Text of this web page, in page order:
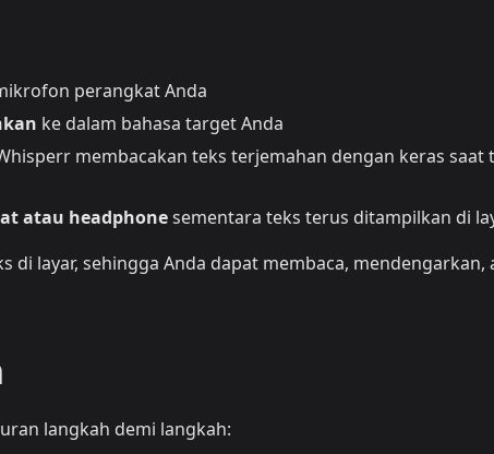
perangkat Anda
ke dalam bahasa target Anda
membacakan teks terjemahan dengan keras saat
atau headphonesementara teks terus ditampilkan di
di layar, sehingga Anda dapat membaca, mendengarkan,
langkah demi langkah: